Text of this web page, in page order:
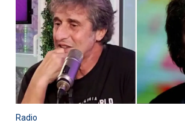
Radio